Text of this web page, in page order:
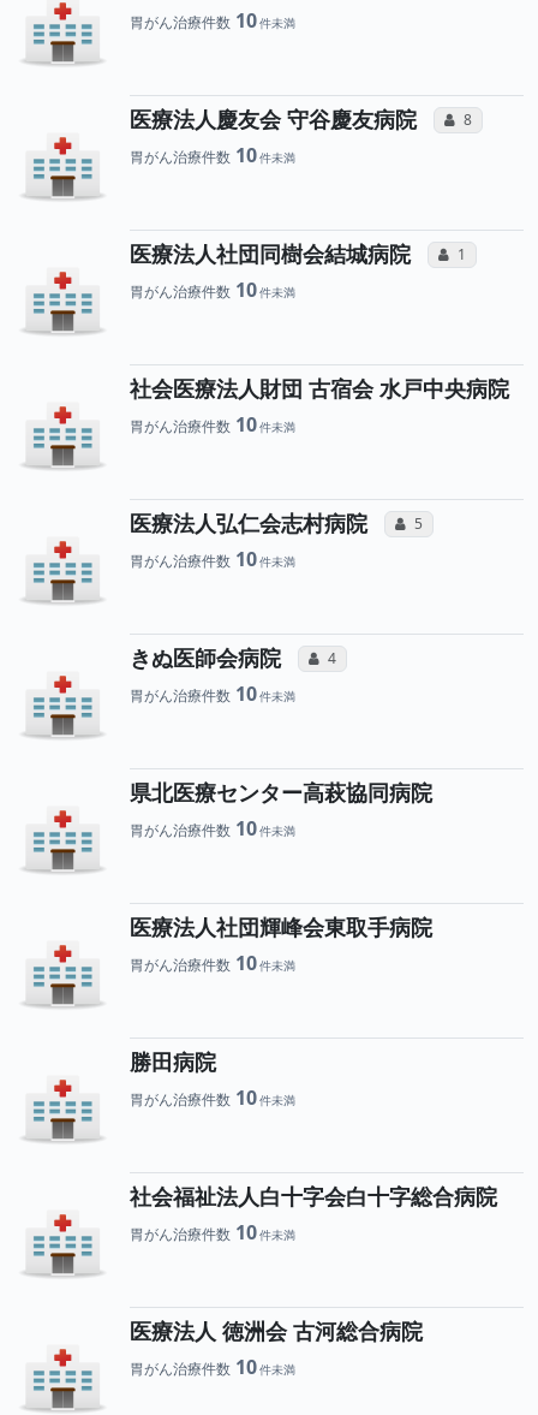
胃がん治療件数 10
医療法人慶友会 守谷慶友病院 コミュニケ
8 所属
胃がん治療件数 10
医療法人社団同樹会結城病院 コミュニケ
1 所属
胃がん治療件数 10
社会医療法人財団 古宿会 水戸中央病院
胃がん治療件数 10
医療法人弘仁会志村病院 コミュニケーショ
5 所属医師へ
胃がん治療件数 10
きぬ医師会病院 コミュニケーション・タイプ（合
4 所属医師へのコミュ
胃がん治療件数 10
県北医療センター高萩協同病院
胃がん治療件数 10
医療法人社団輝峰会東取手病院
胃がん治療件数 10
勝田病院
胃がん治療件数 10
社会福祉法人白十字会白十字総合病院
胃がん治療件数 10
医療法人 徳洲会 古河総合病院
胃がん治療件数 10